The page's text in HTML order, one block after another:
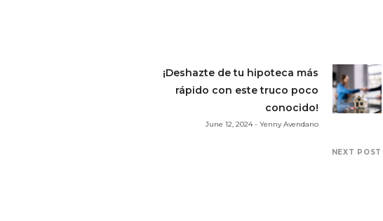
NEXT POST
¡Deshazte de tu hipoteca más
rápido con este truco poco
conocido!
June 12, 2024 - Yenny Avendano